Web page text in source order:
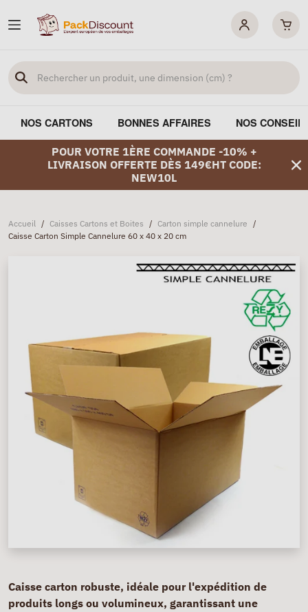
NOS CARTONS BONNES AFFAIRES NOS
POUR VOTRE 1ÈRE COMMANDE -10% +
LIVRAISON OFFERTE DÈS 149€HT CODE:
NEW10L
Accueil / Caisses Cartons et Boites / Carton simple cannelure /
Caisse Carton Simple Cannelure 60 x 40 x 20 cm
Caisse carton robuste, idéale pour l'expédition de
produits longs ou volumineux, garantissant une